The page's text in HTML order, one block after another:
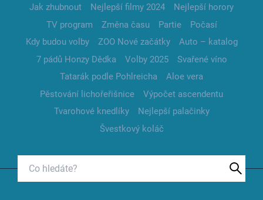
Jak zhubnout Nejlepší filmy 2024
Nejlepší horory
TV program
Změna času Partie
Počasí
Kdy budou volby
ZOO Nové začátky
Auto – katalog
7 pádů Honzy Dědka
Volby 2025
Svařené víno
Tatarák podle Pohlreicha
Aloe vera
Pěstování lichořeřišnice
Výpočet ascendentu
Tvarohové knedlíky
Nejlepší palačinky
Švestkový koláč